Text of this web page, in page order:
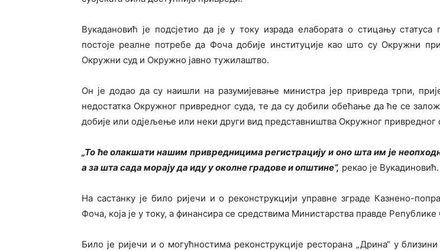
Вукадановић је подсјетио да је у току израда елабората о стицању статуса
постоје реалне потребе да Фоча добије институције као што су Окружни
Окружни суд и Окружно јавно тужилаштво.
Он је додао да су наишли на разумијевање министра јер привреда трпи,
недостатка Окружног привредног суда, те да су добили обећање да ће се
добије или одјељење или неки други вид представништва Окружног привредног
„То ће олакшати нашим привредницима регистрацију и оно шта им је
а за шта сада морају да иду у околне градове и општине“, рекао је Вукадиновић.
На састанку је било ријечи и о реконструкцији управне зграде Казнено-
Фоча, која је у току, а финансира се средствима Министарства правде Републике
Било је ријечи и о могућностима реконструкције ресторана „Дрина“ у